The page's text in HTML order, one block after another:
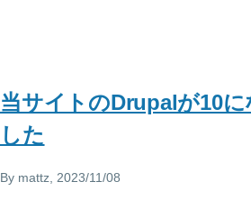
当サイトのDrupalが10に
した
By mattz , 2023/11/08